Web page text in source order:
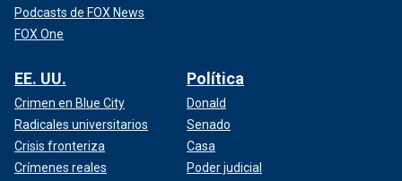
Podcasts de FOX News
FOX One
EE. UU.
Crimen en Blue City
Radicales universitarios
Crisis fronteriza
Crímenes reales
Política
Donald
Senado
Casa
Poder judicial